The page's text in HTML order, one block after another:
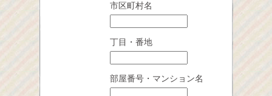
市区町村名
丁目・番地
部屋番号・マンション名